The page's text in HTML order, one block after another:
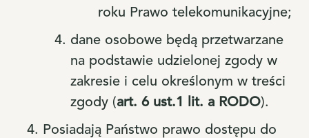
roku Prawo telekomunikacyjne;
dane osobowe będą przetwarzane
na podstawie udzielonej zgody w
zakresie i celu określonym w treści
zgody (art. 6 ust.1 lit. a RODO).
Posiadają Państwo prawo dostępu do